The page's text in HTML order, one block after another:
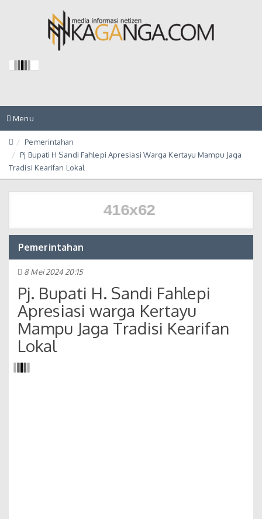
Toggle
navigation
Menu
Pemerintahan
Pj Bupati H Sandi Fahlepi Apresiasi Warga Kertayu Mampu Jaga
Tradisi Kearifan Lokal
Pemerintahan
8 Mei 2024 20:15
Pj. Bupati H. Sandi Fahlepi
Apresiasi warga Kertayu
Mampu Jaga Tradisi Kearifan
Lokal